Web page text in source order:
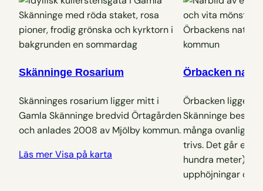
Skänninge Rosarium
Skänninges rosarium ligger mitt i
Gamla Skänninge bredvid Örtagården
och anlades 2008 av Mjölby kommun.
Läs merVisa på karta
Örbacken
Örbacken ligger
Skänninge består
många ovanliga
trivs. Det går en
hundra meter)
upphöjningar och